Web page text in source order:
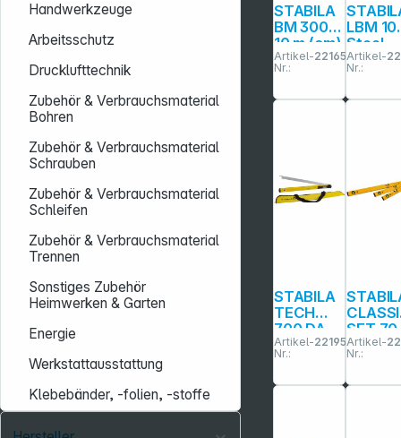
Handwerkzeuge
Arbeitsschutz
Drucklufttechnik
Zubehör & Verbrauchsmaterial
Bohren
Zubehör & Verbrauchsmaterial
Schrauben
Zubehör & Verbrauchsmaterial
Schleifen
Zubehör & Verbrauchsmaterial
Trennen
Sonstiges Zubehör
Heimwerken & Garten
Energie
Werkstattausstattung
Klebebänder, -folien, -stoffe
STABILA
BM 300,
10 m (cm)
Taschen
bandmaß
Artikel-
Nr.:
221659
LBM
Steel
andmaß
Artikel-
Nr.:
STABILA
TECH
700 DA,
80 cm
Elektroni
k-
Winkelme
Artikel-
Nr.:
221953
SET 70
aagen-
Artikel-
Nr.: